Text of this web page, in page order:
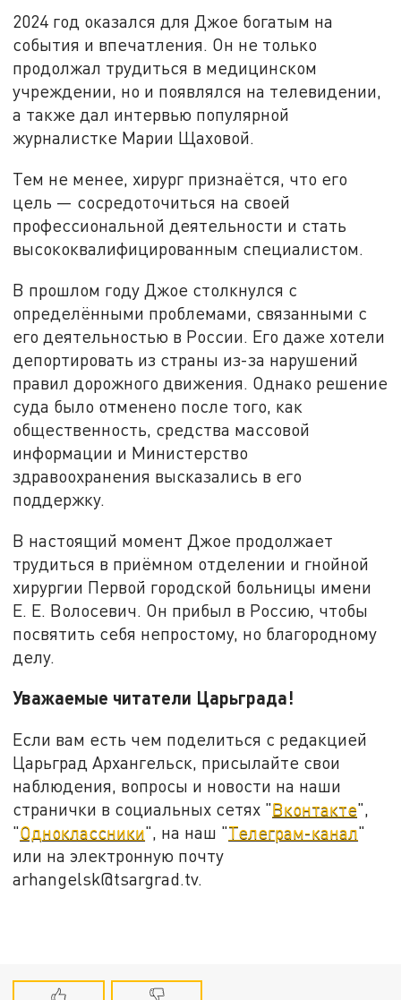
2024 год оказался для Джое богатым на
события и впечатления. Он не только
продолжал трудиться в медицинском
учреждении, но и появлялся на телевидении,
а также дал интервью популярной
журналистке Марии Щаховой.
Тем не менее, хирург признаётся, что его
цель — сосредоточиться на своей
профессиональной деятельности и стать
высококвалифицированным специалистом.
В прошлом году Джое столкнулся с
определёнными проблемами, связанными с
его деятельностью в России. Его даже хотели
депортировать из страны из-за нарушений
правил дорожного движения. Однако решение
суда было отменено после того, как
общественность, средства массовой
информации и Министерство
здравоохранения высказались в его
поддержку.
В настоящий момент Джое продолжает
трудиться в приёмном отделении и гнойной
хирургии Первой городской больницы имени
Е. Е. Волосевич. Он прибыл в Россию, чтобы
посвятить себя непростому, но благородному
делу.
Уважаемые читатели Царьграда!
Если вам есть чем поделиться с редакцией
Царьград Архангельск, присылайте свои
наблюдения, вопросы и новости на наши
странички в социальных сетях "Вконтакте",
"Одноклассники", на наш "Телеграм-канал"
или на электронную почту
arhangelsk@tsargrad.tv.